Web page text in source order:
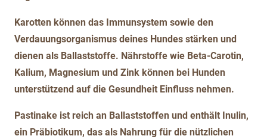
Karotten können das Immunsystem sowie den
Verdauungsorganismus deines Hundes stärken und
dienen als Ballaststoffe. Nährstoffe wie Beta-Carotin,
Kalium, Magnesium und Zink können bei Hunden
unterstützend auf die Gesundheit Einfluss nehmen.
Pastinake ist reich an Ballaststoffen und enthält Inulin,
ein Präbiotikum, das als Nahrung für die nützlichen